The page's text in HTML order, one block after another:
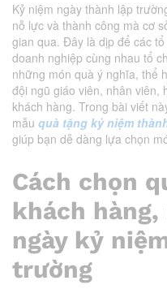
Kỷ niệm ngày thành lập
nỗ lực và thành công mà cơ
gian qua. Đây là dịp để các
doanh nghiệp cùng nhau tổ
những món quà ý nghĩa, thể
đội ngũ giáo viên, nhân viên,
khách hàng. Trong bài viết
mẫu quà tặng kỷ niệm
giúp bạn dễ dàng lựa chọn
Cách chọn
khách
ngày kỷ
trường